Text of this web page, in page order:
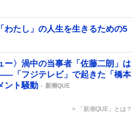
わたし」の人生を生きるための5
ー〉渦中の当事者「佐藤二朗」は
「フジテレビ」で起きた「橋本
ント騒動
新潮QUE
「新潮QUE」とは？